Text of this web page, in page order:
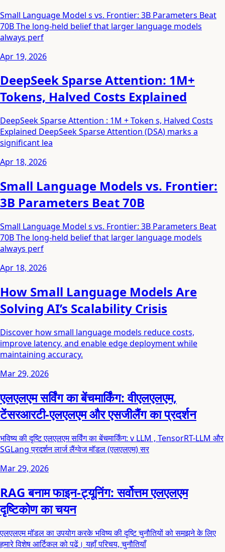
Small Language Model s vs. Frontier: 3B Parameters Beat
70B The long-held belief that larger language models
always perf
Apr 19, 2026
DeepSeek Sparse Attention: 1M+
Tokens, Halved Costs Explained
DeepSeek Sparse Attention : 1M + Token s, Halved Costs
Explained DeepSeek Sparse Attention (DSA) marks a
significant lea
Apr 18, 2026
Small Language Models vs. Frontier:
3B Parameters Beat 70B
Small Language Model s vs. Frontier: 3B Parameters Beat
70B The long-held belief that larger language models
always perf
Apr 18, 2026
How Small Language Models Are
Solving AI’s Scalability Crisis
Discover how small language models reduce costs,
improve latency, and enable edge deployment while
maintaining accuracy.
Mar 29, 2026
एलएलएम सर्विंग का बेंचमार्किंग: वीएलएलएम,
टेंसरआरटी-एलएलएम और एसजीलैंग का प्रदर्शन
भविष्य की दृष्टि एलएलएम सर्विंग का बेंचमार्किंग: v LLM , TensorRT-LLM और
SGLang प्रदर्शन लार्ज लैंग्वेज मॉडल (एलएलएम) सर
Mar 29, 2026
RAG बनाम फाइन-ट्यूनिंग: सर्वोत्तम एलएलएम
दृष्टिकोण का चयन
एलएलएम मॉडल का उपयोग करके भविष्य की दृष्टि चुनौतियों को समझने के लिए
हमारे विशेष आर्टिकल को पढ़ें। यहाँ परिचय, चुनौतियाँ